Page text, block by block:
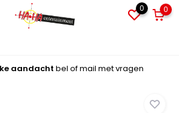
0 0
aandacht bel of mail met vragen